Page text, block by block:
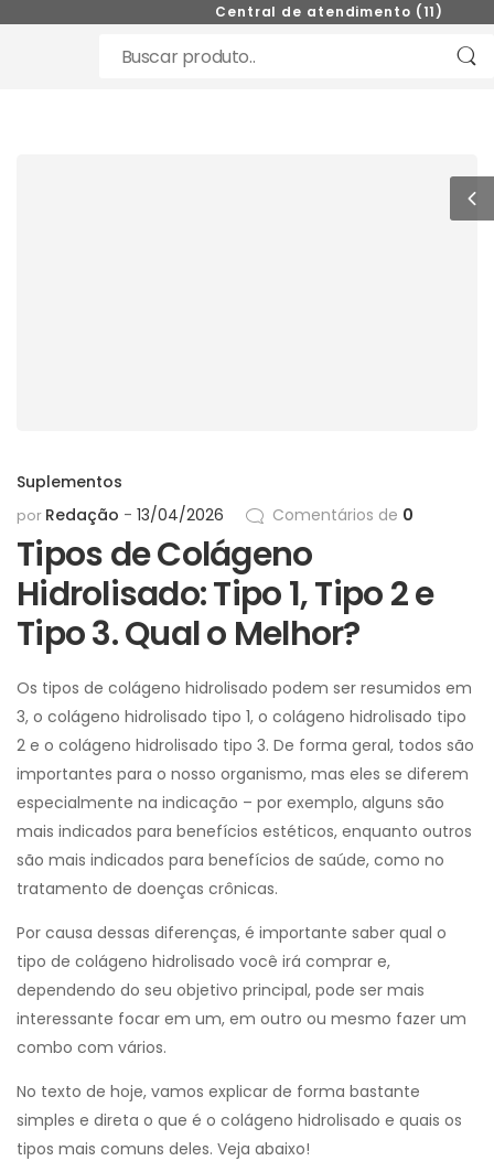
Central de atendimento (11) 98521-
Suplementos
por Redação 13/04/2026 Comentários de 0
Tipos de Colágeno
Hidrolisado: Tipo 1, Tipo 2 e
Tipo 3. Qual o Melhor?
Os tipos de colágeno hidrolisado podem ser resumidos em
3, o colágeno hidrolisado tipo 1, o colágeno hidrolisado tipo
2 e o colágeno hidrolisado tipo 3. De forma geral, todos são
importantes para o nosso organismo, mas eles se diferem
especialmente na indicação – por exemplo, alguns são
mais indicados para benefícios estéticos, enquanto outros
são mais indicados para benefícios de saúde, como no
tratamento de doenças crônicas.
Por causa dessas diferenças, é importante saber qual o
tipo de colágeno hidrolisado você irá comprar e,
dependendo do seu objetivo principal, pode ser mais
interessante focar em um, em outro ou mesmo fazer um
combo com vários.
No texto de hoje, vamos explicar de forma bastante
simples e direta o que é o colágeno hidrolisado e quais os
tipos mais comuns deles. Veja abaixo!